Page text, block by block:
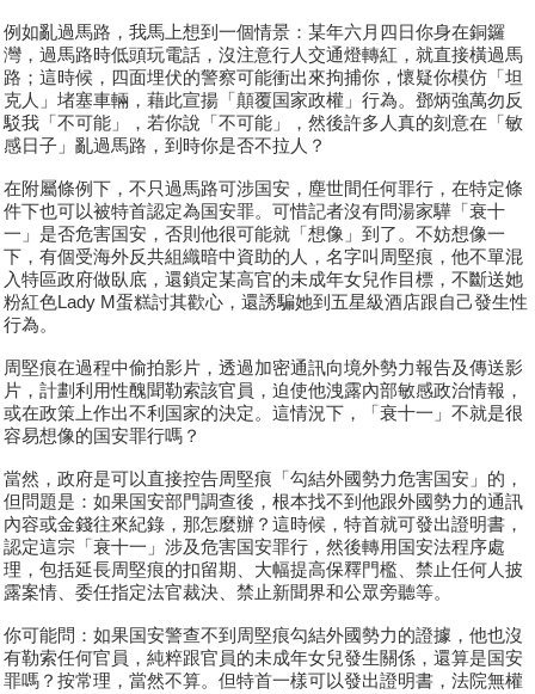
例如亂過馬路，我馬上想到一個情景：某年六月四日你身在銅鑼
灣，過馬路時低頭玩電話，沒注意行人交通燈轉紅，就直接橫過馬
路；這時候，四面埋伏的警察可能衝出來拘捕你，懷疑你模仿「坦
克人」堵塞車輛，藉此宣揚「顛覆国家政權」行為。鄧炳強萬勿反
駁我「不可能」，若你說「不可能」，然後許多人真的刻意在「敏
感日子」亂過馬路，到時你是否不拉人？
在附屬條例下，不只過馬路可涉国安，塵世間任何罪行，在特定條
件下也可以被特首認定為国安罪。可惜記者沒有問湯家驊「衰十
一」是否危害国安，否則他很可能就「想像」到了。不妨想像一
下，有個受海外反共組織暗中資助的人，名字叫周堅痕，他不單混
入特區政府做臥底，還鎖定某高官的未成年女兒作目標，不斷送她
粉紅色Lady M蛋糕討其歡心，還誘騙她到五星級酒店跟自己發生性
行為。
周堅痕在過程中偷拍影片，透過加密通訊向境外勢力報告及傳送影
片，計劃利用性醜聞勒索該官員，迫使他洩露內部敏感政治情報，
或在政策上作出不利国家的決定。這情況下，「衰十一」不就是很
容易想像的国安罪行嗎？
當然，政府是可以直接控告周堅痕「勾結外國勢力危害国安」的，
但問題是：如果国安部門調查後，根本找不到他跟外國勢力的通訊
內容或金錢往來紀錄，那怎麼辦？這時候，特首就可發出證明書，
認定這宗「衰十一」涉及危害国安罪行，然後轉用国安法程序處
理，包括延長周堅痕的扣留期、大幅提高保釋門檻、禁止任何人披
露案情、委任指定法官裁決、禁止新聞界和公眾旁聽等。
你可能問：如果国安警查不到周堅痕勾結外國勢力的證據，他也沒
有勒索任何官員，純粹跟官員的未成年女兒發生關係，還算是国安
罪嗎？按常理，當然不算。但特首一樣可以發出證明書，法院無權